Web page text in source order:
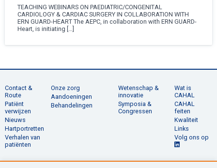
TEACHING WEBINARS ON PAEDIATRIC/CONGENITAL
CARDIOLOGY & CARDIAC SURGERY IN COLLABORATION WITH
ERN GUARD-HEART The AEPC, in collaboration with ERN GUARD-
Heart, is initiating […]
Contact &
Route
Patiënt
verwijzen
Nieuws
Hartportretten
Verhalen van
patiënten
Onze zorg
Aandoeningen
Behandelingen
Wetenschap &
innovatie
Symposia &
Congressen
Wat is
CAHAL
CAHAL
feiten
Kwaliteit
Links
Volg ons op